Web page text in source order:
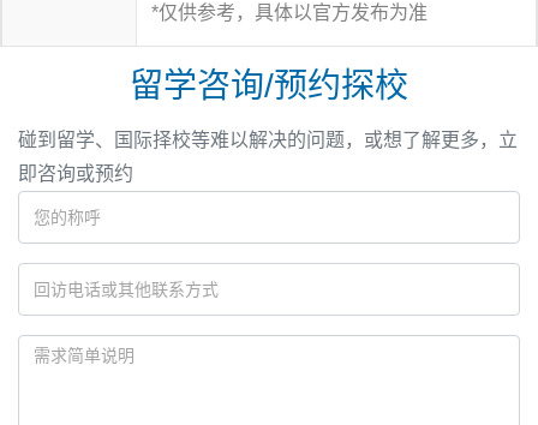
*仅供参考，具体以官方发布为准
留学咨询/预约探校
碰到留学、国际择校等难以解决的问题，或想了解更多，立
即咨询或预约